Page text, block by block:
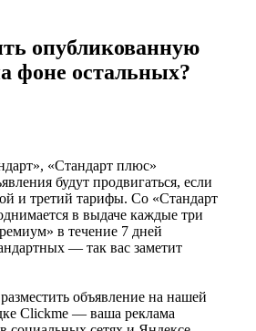
опубликованную
фоне остальных?
«Стандарт плюс»
будут продвигаться, если
и третий тарифы. Со «Стандарт
в выдаче каждые три
в течение 7 дней
— так вас заметит
объявление на нашей
Clickme — ваша реклама